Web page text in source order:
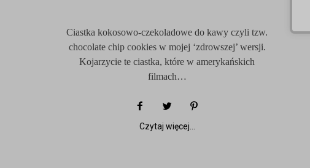
Ciastka kokosowo-czekoladowe do kawy czyli tzw.
chocolate chip cookies w mojej ‘zdrowszej’ wersji.
Kojarzycie te ciastka, które w amerykańskich
filmach…
Czytaj więcej...